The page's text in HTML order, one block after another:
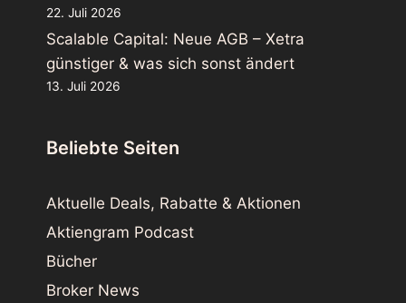
22. Juli 2026
Scalable Capital: Neue AGB – Xetra
günstiger & was sich sonst ändert
13. Juli 2026
Beliebte Seiten
Aktuelle Deals, Rabatte & Aktionen
Aktiengram Podcast
Bücher
Broker News